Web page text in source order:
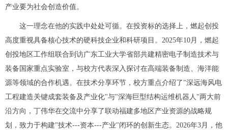
产业要为社会创造价值。
这一理念在他的实践中处处可循。在投资标的选择上，燃起创投
高度重视具备核心技术的硬科技企业和科研项目。2025年10月，燃起
创投地区工作组联合到访广东工业大学省部共建精密电子制造技术与
装备国家重点实验室，与校方代表深入探讨在高端装备制造、海洋能
源等领域的合作机遇。在技术分享环节，校方重点介绍了"深远海风电
工程建造关键成套装备及产业化"与"深海巨型结构运维机器人"两大前
沿方向，丁伟华在交流中分享了联动福建多地区产业资源的战略规
划，致力于构建"技术---资本---产业"闭环的创新生态。2026年3月，他